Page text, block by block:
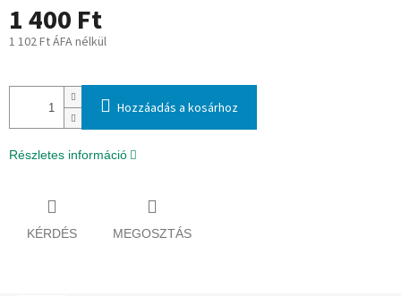
1 400 Ft
1 102 Ft ÁFA nélkül
Hozzáadás a kosárhoz
Részletes információ
KÉRDÉS MEGOSZTÁS